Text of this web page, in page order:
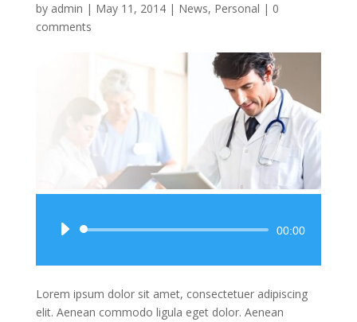
by admin | May 11, 2014| News, Personal | 0
comments
Audio
00:00
Lorem ipsum dolor sit amet, consectetuer adipiscing
elit. Aenean commodo ligula eget dolor. Aenean